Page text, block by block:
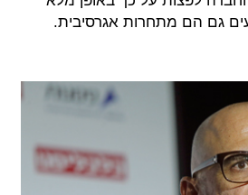
גם הם מתחרות אגרסיבית.